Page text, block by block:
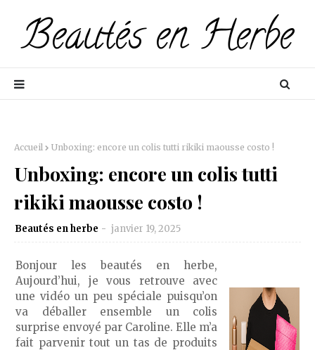
Accueil Unboxing: encore un colis tutti rikiki maousse costo !
Unboxing: encore un colis tutti
rikiki maousse costo !
Beautés en herbe janvier 19, 2025
Bonjour les beautés en herbe,
Aujourd’hui, je vous retrouve avec
une vidéo un peu spéciale puisqu’on
va déballer ensemble un colis
surprise envoyé par Caroline. Elle m’a
fait parvenir tout un tas de produits